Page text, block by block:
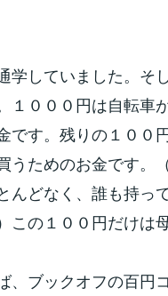
学していました。そ
１０００円は自転車
です。残りの１００
うためのお金です。
んどなく、誰も持っ
この１００円だけは
、ブックオフの百円